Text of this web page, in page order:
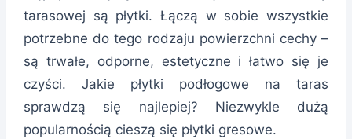
tarasowej są płytki. Łączą w sobie wszystkie
potrzebne do tego rodzaju powierzchni cechy –
są trwałe, odporne, estetyczne i łatwo się je
czyści. Jakie płytki podłogowe na taras
sprawdzą się najlepiej? Niezwykle dużą
popularnością cieszą się płytki gresowe.